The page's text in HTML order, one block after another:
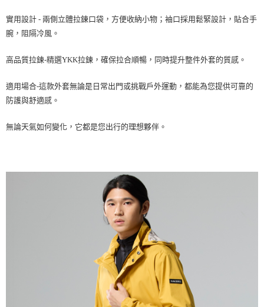
實用設計 - 兩側立體拉鍊口袋，方便收納小物；袖口採用鬆緊設計，貼合手
腕，阻隔冷風。
高品質拉鍊-精選YKK拉鍊，確保拉合順暢，同時提升整件外套的質感。
適用場合-這款外套無論是日常出門或挑戰戶外運動，都能為您提供可靠的
防護與舒適感。
無論天氣如何變化，它都是您出行的理想夥伴。